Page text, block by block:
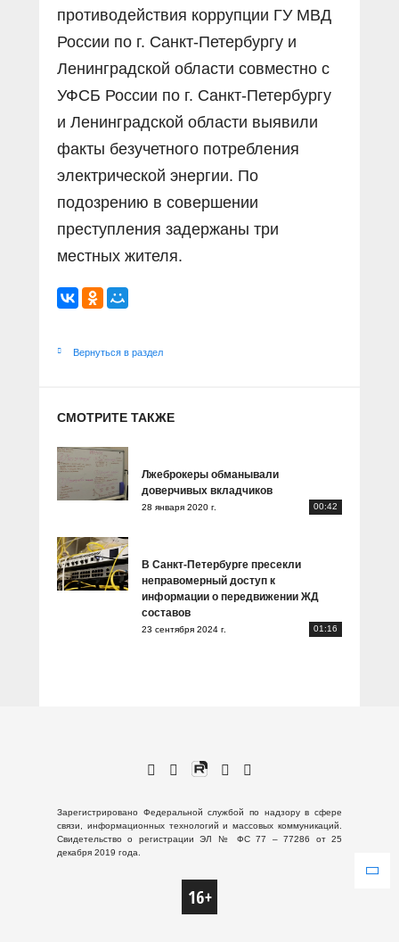
противодействия коррупции ГУ МВД
России по г. Санкт-Петербургу и
Ленинградской области совместно с
УФСБ России по г. Санкт-Петербургу
и Ленинградской области выявили
факты безучетного потребления
электрической энергии. По
подозрению в совершении
преступления задержаны три
местных жителя.
Вернуться в раздел
СМОТРИТЕ ТАКЖЕ
Лжеброкеры обманывали
доверчивых вкладчиков
28 января 2020 г. 00:42
В Санкт-Петербурге пресекли
неправомерный доступ к
информации о передвижении ЖД
составов
23 сентября 2024 г. 01:16
Зарегистрировано Федеральной службой по надзору в сфере
связи, информационных технологий и массовых коммуникаций.
Свидетельство о регистрации ЭЛ № ФС 77 – 77286 от 25
декабря 2019 года.